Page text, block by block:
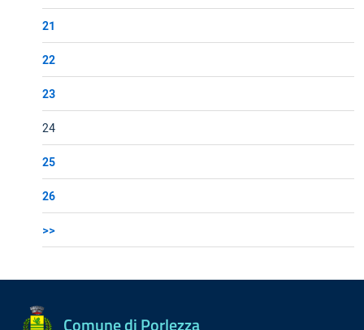
21
22
23
24
25
26
>>
Comune di Porlezza